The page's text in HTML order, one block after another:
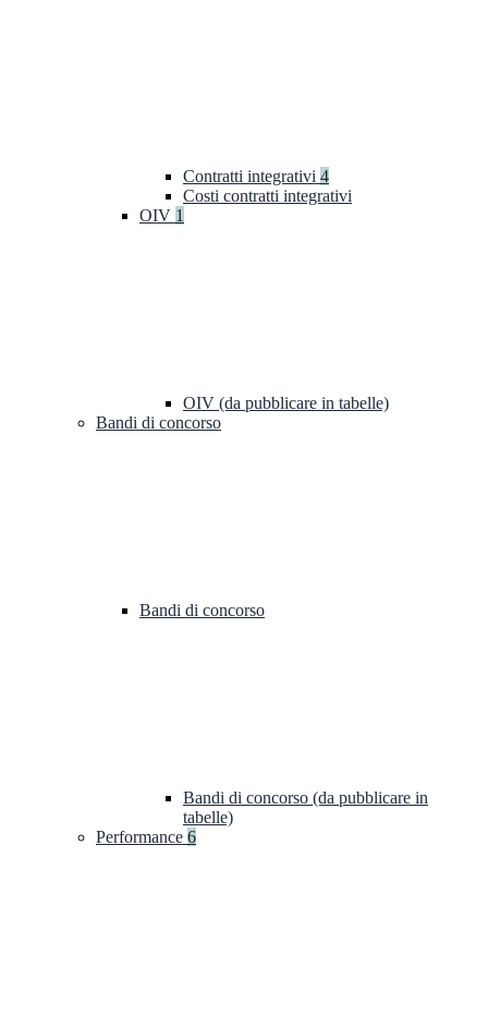
Contratti integrativi 4
Costi contratti integrativi
OIV 1
OIV (da pubblicare in tabelle)
Bandi di concorso
Bandi di concorso
Bandi di concorso (da pubblicare in
tabelle)
Performance 6